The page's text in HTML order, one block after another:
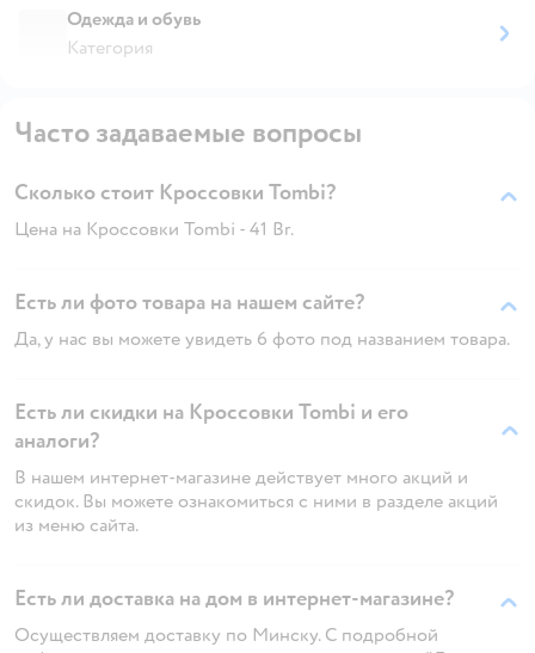
Одежда и обувь
Категория
Часто задаваемые вопросы
Сколько стоит Кроссовки Tombi?
Цена на Кроссовки Tombi - 41 Br.
Есть ли фото товара на нашем сайте?
Да, у нас вы можете увидеть 6 фото под названием товара.
Есть ли скидки на Кроссовки Tombi и его
аналоги?
В нашем интернет-магазине действует много акций и
скидок. Вы можете ознакомиться с ними в разделе акций
из меню сайта.
Есть ли доставка на дом в интернет-магазине?
Осуществляем доставку по Минску. С подробной